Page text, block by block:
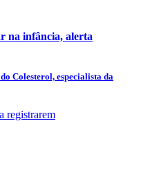
na infância, alerta
Colesterol, especialista da